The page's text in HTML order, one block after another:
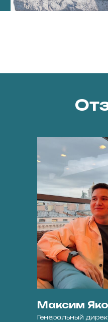
Максим
Генеральный